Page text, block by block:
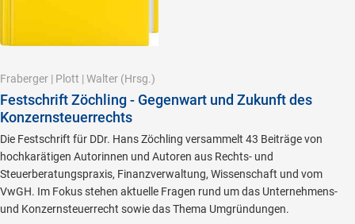
Fraberger | Plott | Walter (Hrsg.)
Festschrift Zöchling - Gegenwart und Zukunft des
Konzernsteuerrechts
Die Festschrift für DDr. Hans Zöchling versammelt 43 Beiträge von
hochkarätigen Autorinnen und Autoren aus Rechts- und
Steuerberatungspraxis, Finanzverwaltung, Wissenschaft und vom
VwGH. Im Fokus stehen aktuelle Fragen rund um das Unternehmens-
und Konzernsteuerrecht sowie das Thema Umgründungen.